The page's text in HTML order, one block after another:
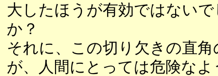
大したほうが有効ではない
か？
それに、この切り欠きの直角
が、人間にとっては危険なよ